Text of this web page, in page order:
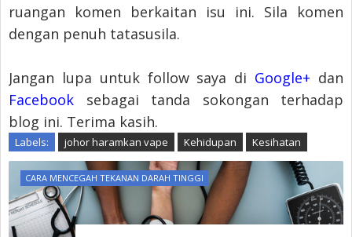
ruangan komen berkaitan isu ini. Sila komen
dengan penuh tatasusila.
Jangan lupa untuk follow saya di Google+ dan
Facebook sebagai tanda sokongan terhadap
blog ini. Terima kasih.
Labels: johor haramkan vape Kehidupan Kesihatan
CARA MENCEGAH TEKANAN DARAH TINGGI